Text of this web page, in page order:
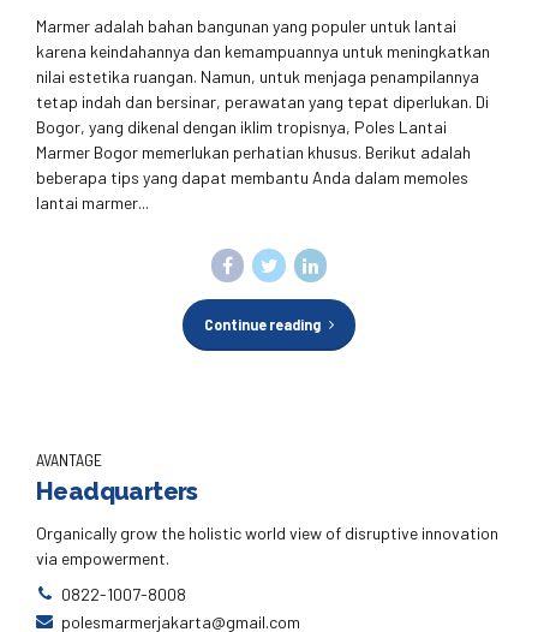
Marmer adalah bahan bangunan yang populer untuk lantai
karena keindahannya dan kemampuannya untuk meningkatkan
nilai estetika ruangan. Namun, untuk menjaga penampilannya
tetap indah dan bersinar, perawatan yang tepat diperlukan. Di
Bogor, yang dikenal dengan iklim tropisnya, Poles Lantai
Marmer Bogor memerlukan perhatian khusus. Berikut adalah
beberapa tips yang dapat membantu Anda dalam memoles
lantai marmer...
Continue reading
AVANTAGE
Headquarters
Organically grow the holistic world view of disruptive innovation
via empowerment.
0822-1007-8008
polesmarmerjakarta@gmail.com